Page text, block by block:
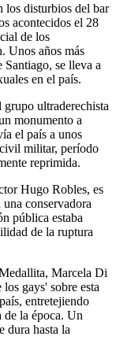
los disturbios del bar
acontecidos el 28
de los
Unos años más
Santiago, se lleva a
en el país.
ultraderechista
monumento a
el país a unos
militar, período
reprimida.
Hugo Robles, es
conservadora
pública estaba
de la ruptura
Marcela Di
gays' sobre esta
entretejiendo
de la época. Un
dura hasta la